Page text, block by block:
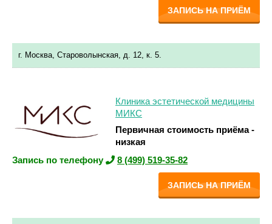
ЗАПИСЬ НА ПРИЁМ
г. Москва, Староволынская, д. 12, к. 5.
Клиника эстетической медицины
МИКС
Первичная стоимость приёма -
низкая
Запись по телефону
8 (499) 519-35-82
ЗАПИСЬ НА ПРИЁМ